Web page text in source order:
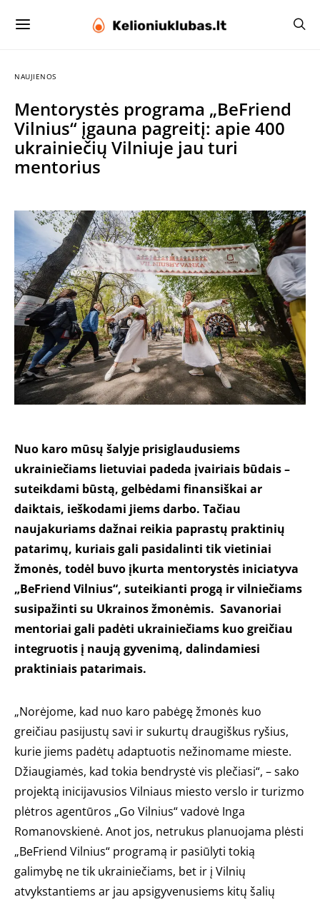
NAUJIENOS
Mentorystės programa „BeFriend
Vilnius“ įgauna pagreitį: apie 400
ukrainiečių Vilniuje jau turi
mentorius
Nuo karo mūsų šalyje prisiglaudusiems
ukrainiečiams lietuviai padeda įvairiais būdais –
suteikdami būstą, gelbėdami finansiškai ar
daiktais, ieškodami jiems darbo. Tačiau
naujakuriams dažnai reikia paprastų praktinių
patarimų, kuriais gali pasidalinti tik vietiniai
žmonės, todėl buvo įkurta mentorystės iniciatyva
„BeFriend Vilnius“, suteikianti progą ir vilniečiams
susipažinti su Ukrainos žmonėmis. Savanoriai
mentoriai gali padėti ukrainiečiams kuo greičiau
integruotis į naują gyvenimą, dalindamiesi
praktiniais patarimais.
„Norėjome, kad nuo karo pabėgę žmonės kuo
greičiau pasijustų savi ir sukurtų draugiškus ryšius,
kurie jiems padėtų adaptuotis nežinomame mieste.
Džiaugiamės, kad tokia bendrystė vis plečiasi“, – sako
projektą inicijavusios Vilniaus miesto verslo ir turizmo
plėtros agentūros „Go Vilnius“ vadovė Inga
Romanovskienė. Anot jos, netrukus planuojama plėsti
„BeFriend Vilnius“ programą ir pasiūlyti tokią
galimybę ne tik ukrainiečiams, bet ir į Vilnių
atvykstantiems ar jau apsigyvenusiems kitų šalių